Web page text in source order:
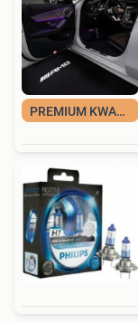
PREMIUM KWALITEIT